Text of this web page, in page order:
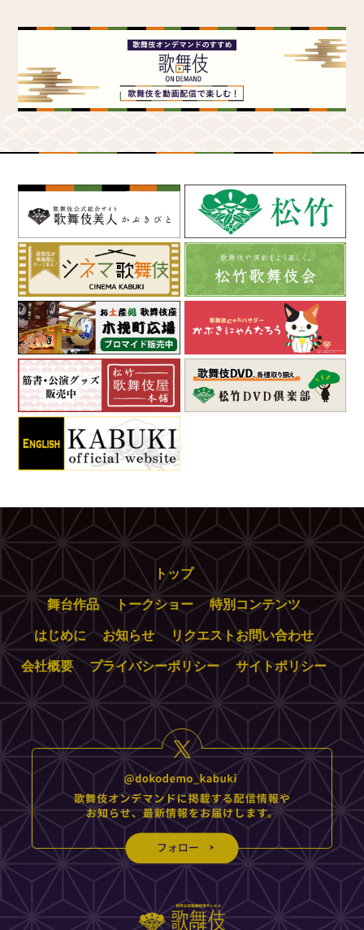
トップ
舞台作品
トークショー
特別コンテンツ
はじめに
お知らせ
リクエストお問い合わせ
会社概要
プライバシーポリシー サイトポリシー